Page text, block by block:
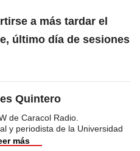
a más tardar el
último día de sesiones
Quintero
de Caracol Radio.
y periodista de la Universidad
más